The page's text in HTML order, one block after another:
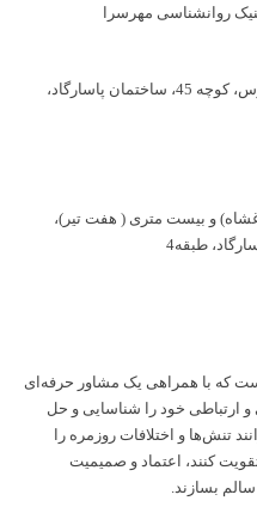
روانشناسی مهرسرا
آدرس : شیراز، بلوار زند، روبروی هتل پارس، کوچه 45، ساختمان پاسارگاد،
و بیست متری ( هفت تیر)،
که با همراهی یک مشاور حرفه‌ای
ارتباطی خود را شناسایی و حل
تنش‌ها و اختلافات روزمره را
کنند، اعتماد و صمیمیت
سالم بسازند.